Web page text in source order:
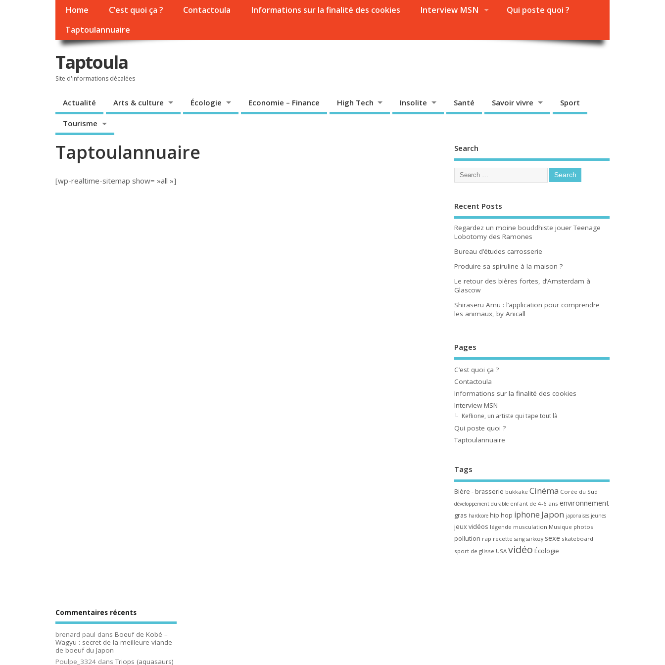
Home C’est quoi ça ? Contactoula Informations sur la finalité des cookies Interview MSN
Qui poste quoi ?
Taptoulannuaire
Taptoula
Site d'informations décalées
Actualité Arts & culture Écologie Economie – Finance High Tech Insolite Santé Savoir vivre Sport
Tourisme
Taptoulannuaire
[wp-realtime-sitemap show= »all »]
Search
Recent Posts
Regardez un moine bouddhiste jouer Teenage
Lobotomy des Ramones
Bureau d’études carrosserie
Produire sa spiruline à la maison ?
Le retour des bières fortes, d’Amsterdam à
Glascow
Shiraseru Amu : l’application pour comprendre
les animaux, by Anicall
Pages
C’est quoi ça ?
Contactoula
Informations sur la finalité des cookies
Interview MSN
Keflione, un artiste qui tape tout là
Qui poste quoi ?
Taptoulannuaire
Tags
Bière - brasserie bukkake Cinéma Corée du Sud
développement durable enfant de 4-6 ans environnement
gras hardcore hip hop iphone Japon japonaises jeunes
jeux vidéos légende musculation Musique photos
pollution rap recette sang sarkozy sexe skateboard
sport de glisse USA vidéo Écologie
Commentaires récents
brenard paul dans Boeuf de Kobé –
Wagyu : secret de la meilleure viande
de boeuf du Japon
Poulpe_3324 dansTriops (aquasaurs)